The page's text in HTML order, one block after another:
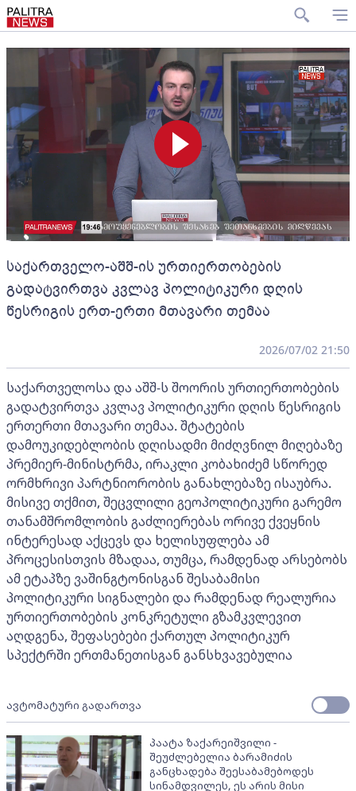
საქართველო-აშშ-ის ურთიერთობების
გადატვირთვა კვლავ პოლიტიკური დღის
წესრიგის ერთ-ერთი მთავარი თემაა
2026/07/02 21:50
საქართველოსა და აშშ-ს შოორის ურთიერთობების
გადატვირთვა კვლავ პოლიტიკური დღის წესრიგის
ერთერთი მთავარი თემაა. შტატების
დამოუკიდებლობის დღისადმი მიძღვნილ მიღებაზე
პრემიერ-მინისტრმა, ირაკლი კობახიძემ სწორედ
ორმხრივი პარტნიორობის განახლებაზე ისაუბრა.
მისივე თქმით, შეცვლილი გეოპოლიტიკური გარემო
თანამშრომლობის გაძლიერებას ორივე ქვეყნის
ინტერესად აქცევს და ხელისუფლება ამ
პროცესისთვის მზადაა, თუმცა, რამდენად არსებობს
ამ ეტაპზე ვაშინგტონისგან შესაბამისი
პოლიტიკური სიგნალები და რამდენად რეალურია
ურთიერთობების კონკრეტული გზამკვლევით
აღდგენა, შეფასებები ქართულ პოლიტიკურ
სპექტრში ერთმანეთისგან განსხვავებულია
ავტომატური გადართვა
პაატა ზაქარეიშვილი -
შეუძლებელია ბარამიძის
განცხადება შეესაბამებოდეს
სინამდვილეს, ეს არის მისი